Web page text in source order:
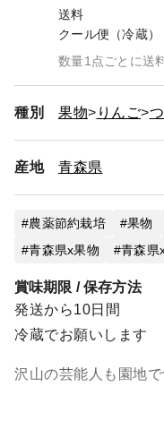
送料
クール便（冷蔵）
数量1点ごとに送
種別 果物 りんご
産地 青森県
農薬節約栽培 果物
青森県x果物
青森県
賞味期限 / 保存方法
発送から10日間
冷蔵でお願いします
沢山の芸能人も園地